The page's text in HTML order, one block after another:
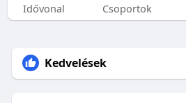
Idővonal Csoportok
Kedvelések